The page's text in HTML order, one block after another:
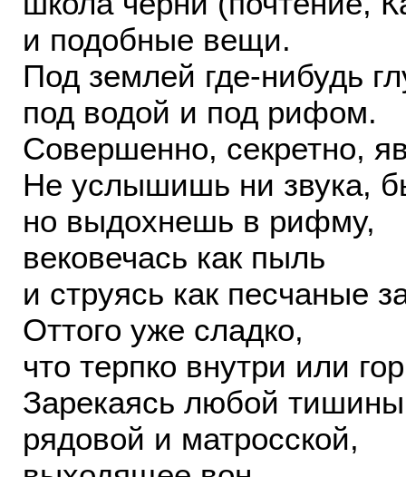
и подобные вещи.
Под землей где-нибудь
под водой и под рифом.
Совершенно, секретно,
Не услышишь ни звука,
но выдохнешь в рифму,
вековечась как пыль
и струясь как песчаные
Оттого уже сладко,
что терпко внутри или
Зарекаясь любой
рядовой и матросской,